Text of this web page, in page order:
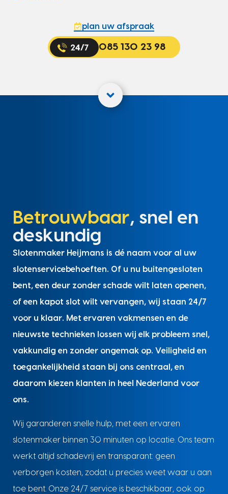
plan uw afspraak
085 130 23 98
Betrouwbaar, snel en
deskundig
Slotenmaker Heijmans is dé naam voor al uw
slotenservicebehoeften. Of u nu buitengesloten
bent, een deur zonder schade wilt laten openen,
of een kapot slot wilt vervangen, wij staan 24/7
voor u klaar. Met ervaren vakmensen en de
nieuwste technieken lossen wij elk probleem snel,
vakkundig en zonder ongemak op. Veiligheid en
toegankelijkheid staan bij ons centraal, en
daarom kiezen klanten in heel Nederland voor
ons.
Wij garanderen snelle hulp, met een ervaren
slotenmaker binnen 30 minuten op locatie. Ons team
werkt altijd schadevrij en transparant: geen
verborgen kosten, zodat u precies weet waar u aan
toe bent. Onze 24/7 service is beschikbaar, ook op